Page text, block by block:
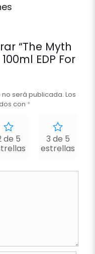
“The Myth
EDP For
será publicada. Los
con *
de 5
3 de 5
estrellas